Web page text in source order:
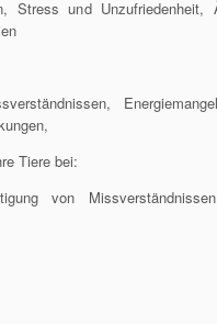
Stress und Unzufriedenheit,
Tiere bei:
von